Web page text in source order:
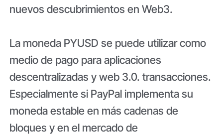
nuevos descubrimientos en Web3.
La moneda PYUSD se puede utilizar como
medio de pago para aplicaciones
descentralizadas y web 3.0. transacciones.
Especialmente si PayPal implementa su
moneda estable en más cadenas de
bloques y en el mercado de